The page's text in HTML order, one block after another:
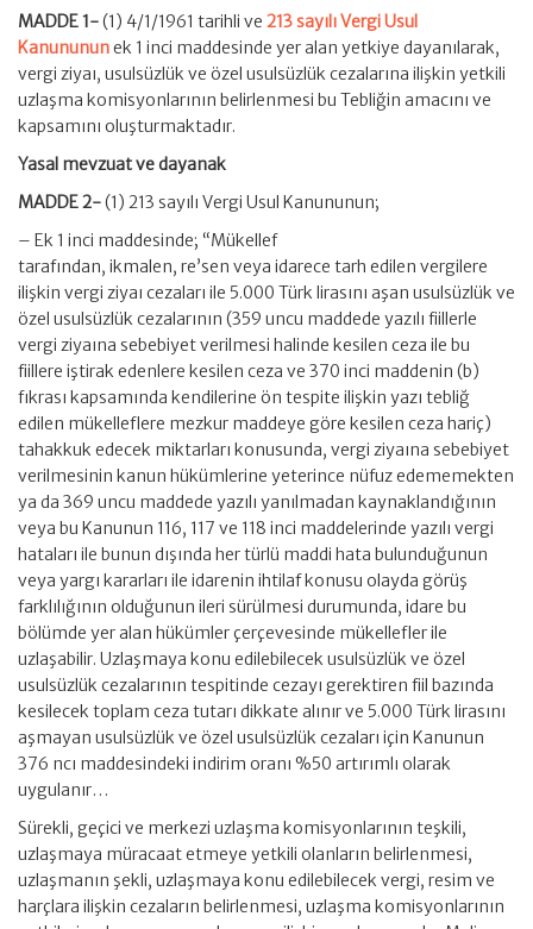
MADDE 1-(1) 4/1/1961 tarihli ve 213 sayılı Vergi Usul
Kanunununek 1 inci maddesinde yer alan yetkiye dayanılarak,
vergi ziyaı, usulsüzlük ve özel usulsüzlük cezalarına ilişkin yetkili
uzlaşma komisyonlarının belirlenmesi bu Tebliğin amacını ve
kapsamını oluşturmaktadır.
Yasal mevzuat ve dayanak
MADDE 2-(1) 213 sayılı Vergi Usul Kanununun;
– Ek 1 inci maddesinde; “Mükellef
tarafından, ikmalen, re’sen veya idarece tarh edilen vergilere
ilişkin vergi ziyaı cezaları ile 5.000 Türk lirasını aşan usulsüzlük ve
özel usulsüzlük cezalarının (359 uncu maddede yazılı fiillerle
vergi ziyaına sebebiyet verilmesi halinde kesilen ceza ile bu
fiillere iştirak edenlere kesilen ceza ve 370 inci maddenin (b)
fıkrası kapsamında kendilerine ön tespite ilişkin yazı tebliğ
edilen mükelleflere mezkur maddeye göre kesilen ceza hariç)
tahakkuk edecek miktarları konusunda, vergi ziyaına sebebiyet
verilmesinin kanun hükümlerine yeterince nüfuz edememekten
ya da 369 uncu maddede yazılı yanılmadan kaynaklandığının
veya bu Kanunun 116, 117 ve 118 inci maddelerinde yazılı vergi
hataları ile bunun dışında her türlü maddi hata bulunduğunun
veya yargı kararları ile idarenin ihtilaf konusu olayda görüş
farklılığının olduğunun ileri sürülmesi durumunda, idare bu
bölümde yer alan hükümler çerçevesinde mükellefler ile
uzlaşabilir. Uzlaşmaya konu edilebilecek usulsüzlük ve özel
usulsüzlük cezalarının tespitinde cezayı gerektiren fiil bazında
kesilecek toplam ceza tutarı dikkate alınır ve 5.000 Türk lirasını
aşmayan usulsüzlük ve özel usulsüzlük cezaları için Kanunun
376 ncı maddesindeki indirim oranı %50 artırımlı olarak
uygulanır…
Sürekli, geçici ve merkezi uzlaşma komisyonlarının teşkili,
uzlaşmaya müracaat etmeye yetkili olanların belirlenmesi,
uzlaşmanın şekli, uzlaşmaya konu edilebilecek vergi, resim ve
harçlara ilişkin cezaların belirlenmesi, uzlaşma komisyonlarının